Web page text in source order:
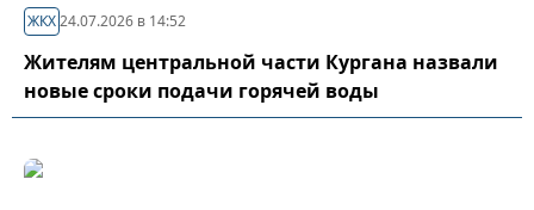
ЖКХ24.07.2026 в 14:52
Жителям центральной части Кургана назвали
новые сроки подачи горячей воды